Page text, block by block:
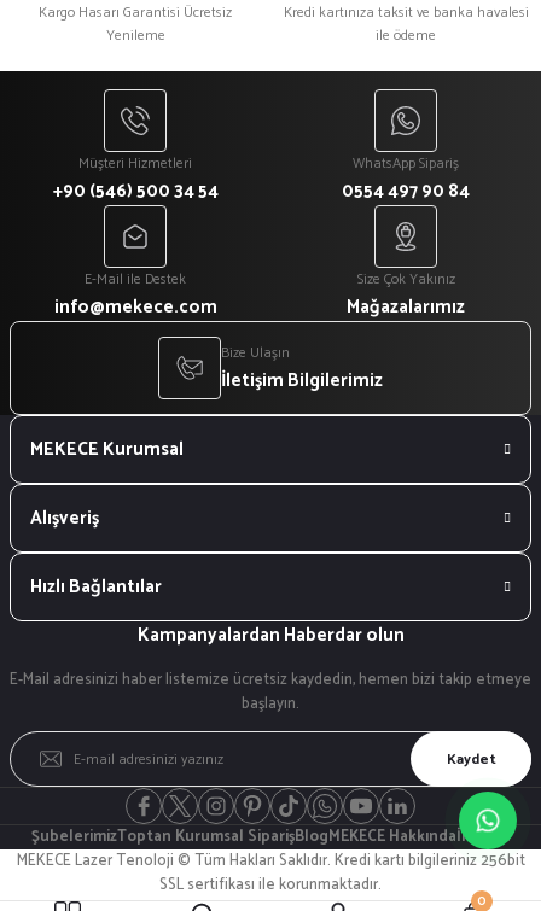
Kargo Hasarı Garantisi Ücretsiz
Yenileme
Kredi kartınıza taksit ve banka havalesi
ile ödeme
Müşteri Hizmetleri
+90 (546) 500 34 54
WhatsApp Sipariş
0554 497 90 84
E-Mail ile Destek
info@mekece.com
Size Çok Yakınız
Mağazalarımız
Bize Ulaşın
İletişim Bilgilerimiz
MEKECE Kurumsal
Alışveriş
Hızlı Bağlantılar
Kampanyalardan Haberdar olun
E-Mail adresinizi haber listemize ücretsiz kaydedin, hemen bizi takip etmeye
başlayın.
Kaydet
ŞubelerimizToptan Kurumsal SiparişBlogMEKECE Hakkındaİletişim
MEKECE Lazer Tenoloji © Tüm Hakları Saklıdır. Kredi kartı bilgileriniz 256bit
SSL sertifikası ile korunmaktadır.
0